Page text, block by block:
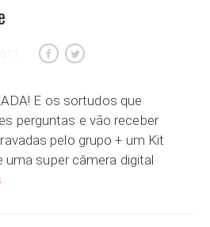
E os sortudos que
perguntas e vão receber
pelo grupo + um Kit
uma super câmera digital